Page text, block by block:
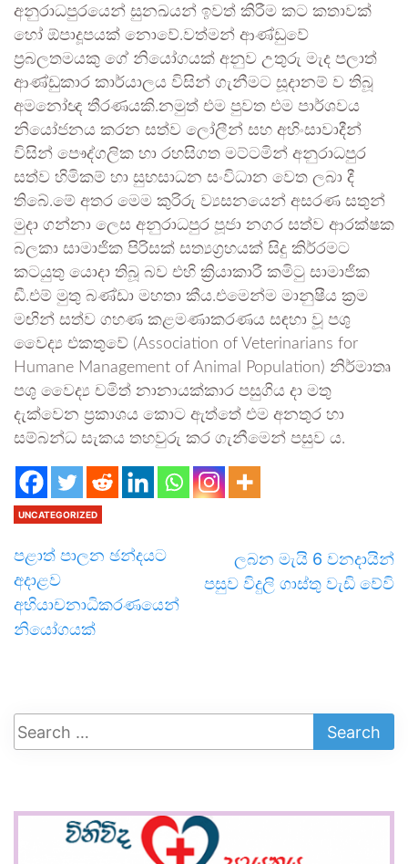
අනුරාධපුරයෙන් සුනඛයන් ඉවත් කිරීම කට කතාවක්
හෝ ඕපාදූපයක් නොවේ.වත්මන් ආණ්ඩුවේ
ප්‍රබලතමයකු ගේ නියෝගයක් අනුව උතුරු මැද පලාත්
ආණ්ඩුකාර කාර්යාලය විසින් ගැනීමට සූදානම් ව තිබූ
අමනෝඥ තීරණයකි.නමුත් එම පුවත එම පාර්ශවය
නියෝජනය කරන සත්ව ලෝලීන් සහ අහිංසාවාදීන්
විසින් පෞද්ගලික හා රහසිගත මට්ටමින් අනුරාධපුර
සත්ව හිමිකම් හා සුභසාධන සංවිධාන වෙත ලබා දී
තිබේ.මේ අතර මෙම කුරිරු ව්‍යසනයෙන් අසරණ සතුන්
මුදා ගන්නා ලෙස අනුරාධපුර පූජා නගර සත්ව ආරක්ෂක
බලකා සාමාජික පිරිසක් සත්‍යග්‍රහයක් සිදු කිර්‍රමට
කටයුතු යොදා තිබූ බව එහි ක්‍රියාකාරී කමිටු සාමාජික
ඩී.එම් මුතු බණ්ඩා මහතා කීය.එමෙන්ම මානුෂීය ක්‍රම
මඟින් සත්ව ගහණ කළමණාකරණය සඳහා වූ පශු
වෛද්‍ය එකතුවේ (Association of Veterinarians for
Humane Management of Animal Population) නිර්මාතෘ
පශු වෛද්‍ය චමිත් නානායක්කාර පසුගිය දා මතු
දැක්වෙන ප්‍රකාශය කොට ඇත්තේ එම අනතුර හා
සම්බන්ධ සැකය තහවුරු කර ගැනීමෙන් පසුව ය.
UNCATEGORIZED
පළාත් පාලන ඡන්දයට
අදාළව
අභියාචනාධිකරණයෙන්
නියෝගයක්
ලබන මැයි 6 වනදායින්
පසුව විදුලි ගාස්තු වැඩි වේවි